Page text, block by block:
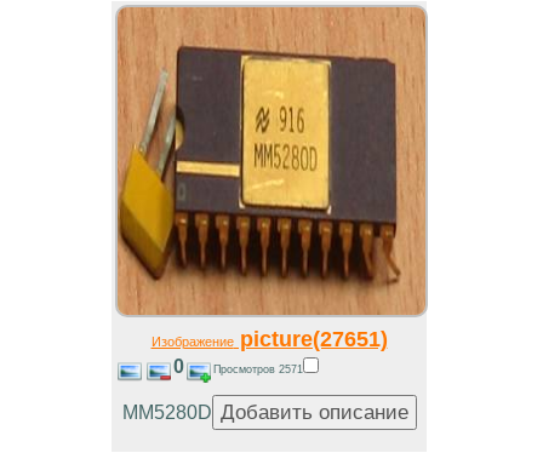
Изображениеpicture(27651)
0 Просмотров 2571
MM5280D